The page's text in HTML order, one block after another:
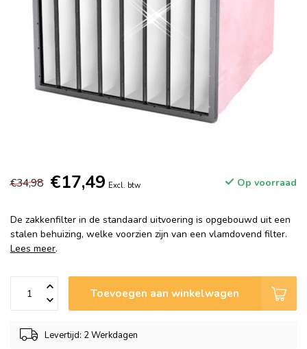
€34,98 €17,49 Excl. btw Op voorraad
De zakkenfilter in de standaard uitvoering is opgebouwd uit een
stalen behuizing, welke voorzien zijn van een vlamdovend filter.
Lees meer.
Toevoegen aan winkelwagen
Levertijd: 2 Werkdagen